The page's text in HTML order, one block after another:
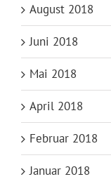
August 2018
Juni 2018
Mai 2018
April 2018
Februar 2018
Januar 2018